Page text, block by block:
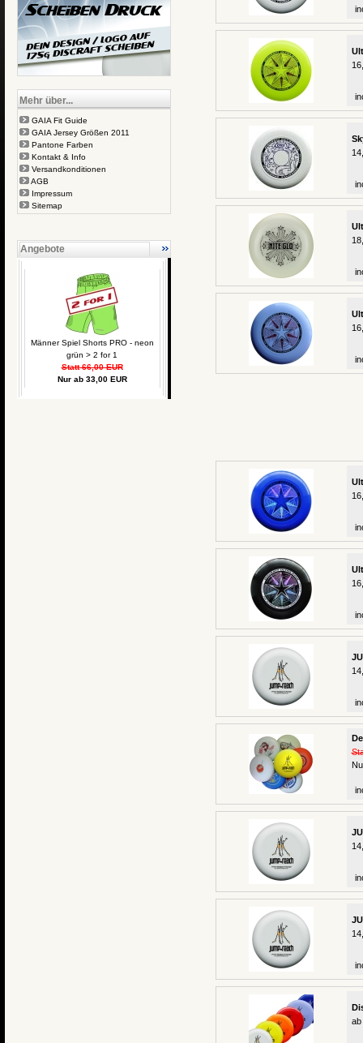
Mehr über...
GAIA Fit Guide
GAIA Jersey Größen 2011
Pantone Farben
Kontakt & Info
Versandkonditionen
AGB
Impressum
Sitemap
Angebote
Männer Spiel Shorts PRO - neon
grün > 2 for 1
Statt 66,00 EUR
Nur ab 33,00 EUR
ab